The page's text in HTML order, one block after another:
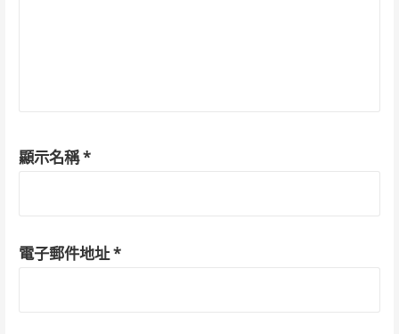
顯示名稱*
電子郵件地址*